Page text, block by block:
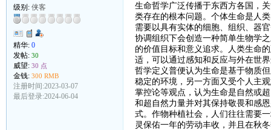
级别: 侠客
精华: 0
发帖: 30
威望: 30 点
金钱: 300 RMB
注册时间:2023-03-07
最后登录:2024-06-04
生命哲学广泛传播于东西方各国，
类存在的根本问题。个体生命是人
需要以具有实体的细胞、组织、器
协调组织下会创造一种简单生物学
的价值目标和意义追求。人类生命
适，可以通过感知和反应与外在世
哲学定义普便认为生命是基于物质
稳定的环境，另一方面又受个人主
掌控论等观点，认为生命是自然或
和超自然力量并对其保持敬畏和感
式。作物种植社会，人们往往需要
灵保佑一年的劳动丰收，并且在秋